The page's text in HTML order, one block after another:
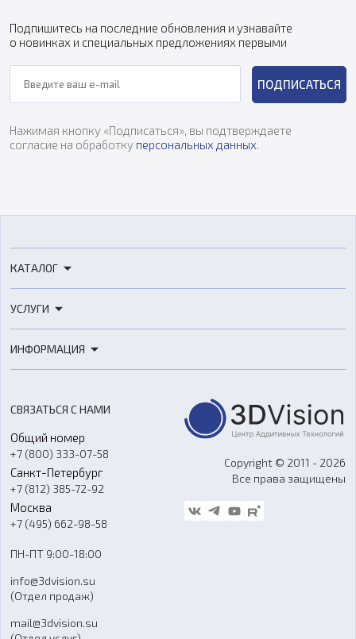
Подпишитесь на последние обновления и узнавайте
о новинках и специальных предложениях первыми
ПОДПИСАТЬСЯ
Нажимая кнопку «Подписаться», вы подтверждаете
согласие на обработку персональных данных.
КАТАЛОГ
3D-сканеры
Расходные материалы
Оборудование и материалы для вакуумного литья
Аксессуары и прочее оборудование
Программное обеспечение
УСЛУГИ
3D-моделирование
Ремонт и услуги
ИНФОРМАЦИЯ
О компании
Контакты
Гос. закупки
Стать дилером
Блог
FAQ
СВЯЗАТЬСЯ С НАМИ
Общий номер
+7 (800) 333-07-58
Санкт-Петербург
+7 (812) 385-72-92
Москва
+7 (495) 662-98-58
ПН-ПТ 9:00-18:00
info@3dvision.su
(Отдел продаж)
mail@3dvision.su
Copyright © 2011 - 2026
Все права защищены